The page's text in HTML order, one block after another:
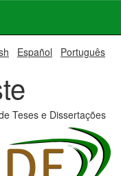
Español Português
Teses e Dissertações